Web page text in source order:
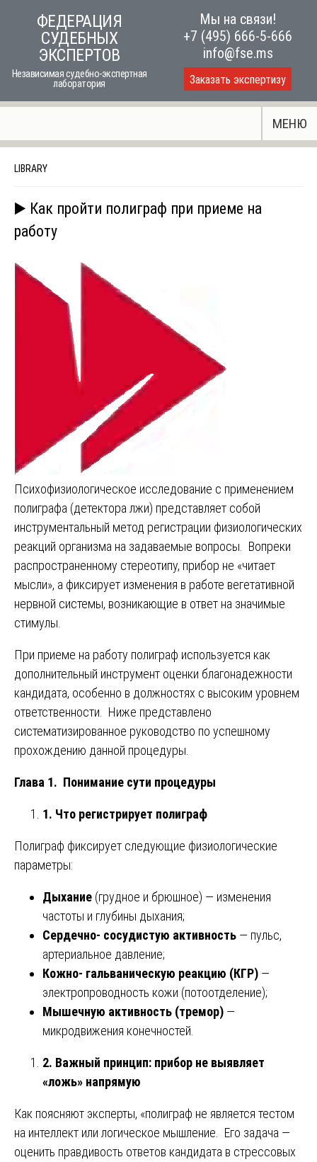
ФЕДЕРАЦИЯ
СУДЕБНЫХ
ЭКСПЕРТОВ
Независимая судебно-экспертная
лаборатория
Мы на связи!
+7 (495) 666-5-666
info@fse.ms
Заказать экспертизу
МЕНЮ
LIBRARY
▶️ Как пройти полиграф при приеме на
работу
Психофизиологическое исследование с применением
полиграфа (детектора лжи) представляет собой
инструментальный метод регистрации физиологических
реакций организма на задаваемые вопросы. Вопреки
распространенному стереотипу, прибор не «читает
мысли», а фиксирует изменения в работе вегетативной
нервной системы, возникающие в ответ на значимые
стимулы.
При приеме на работу полиграф используется как
дополнительный инструмент оценки благонадежности
кандидата, особенно в должностях с высоким уровнем
ответственности. Ниже представлено
систематизированное руководство по успешному
прохождению данной процедуры.
Глава 1. Понимание сути процедуры
1. Что регистрирует полиграф
Полиграф фиксирует следующие физиологические
параметры:
Дыхание (грудное и брюшное) — изменения
частоты и глубины дыхания;
Сердечно- сосудистую активность — пульс,
артериальное давление;
Кожно- гальваническую реакцию (КГР) —
электропроводность кожи (потоотделение);
Мышечную активность (тремор) —
микродвижения конечностей.
2. Важный принцип: прибор не выявляет
«ложь» напрямую
Как поясняют эксперты, «полиграф не является тестом
на интеллект или логическое мышление. Его задача —
оценить правдивость ответов кандидата в стрессовых